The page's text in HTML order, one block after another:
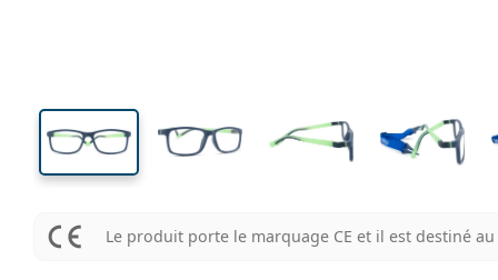
Le produit porte le marquage CE et il est destiné